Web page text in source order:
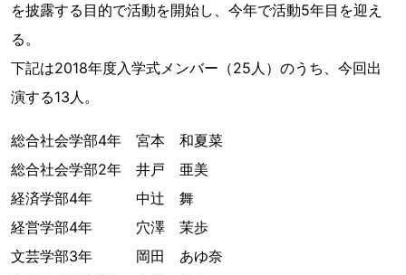
を披露する目的で活動を開始し、今年で活動5年目を迎え
る。
下記は2018年度入学式メンバー（25人）のうち、今回出
演する13人。
総合社会学部4年 宮本 和夏菜
総合社会学部2年 井戸 亜美
経済学部4年 中辻 舞
経営学部4年 穴澤 茉歩
文芸学部3年 岡田 あゆ奈